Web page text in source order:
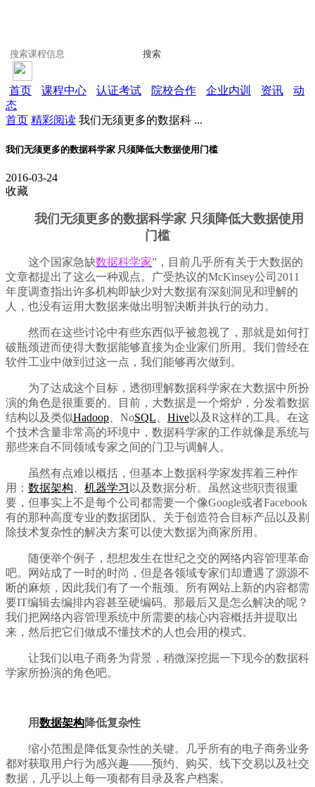
搜索
首页 课程中心 认证考试 院校合作 企业内训 资讯
动
态
首页 精彩阅读 我们无须更多的数据科 ...
我们无须更多的数据科学家 只须降低大数据使用门槛
2016-03-24
收藏
我们无须更多的数据科学家 只须降低大数据使用
门槛
这个国家急缺数据科学家”，目前几乎所有关于大数据的
文章都提出了这么一种观点。广受热议的McKinsey公司2011
年度调查指出许多机构即缺少对大数据有深刻洞见和理解的
人，也没有运用大数据来做出明智决断并执行的动力。
然而在这些讨论中有些东西似乎被忽视了，那就是如何打
破瓶颈进而使得大数据能够直接为企业家们所用。我们曾经在
软件工业中做到过这一点，我们能够再次做到。
为了达成这个目标，透彻理解数据科学家在大数据中所扮
演的角色是很重要的。目前，大数据是一个熔炉，分发着数据
结构以及类似Hadoop 、NoSQL Hive以及R这样的工具。在这
个技术含量非常高的环境中，数据科学家的工作就像是系统与
那些来自不同领域专家之间的门卫与调解人。
虽然有点难以概括，但基本上数据科学家发挥着三种作
用： 数据架构 机器学习 以及数据分析。虽然这些职责很重
要，但事实上不是每个公司都需要一个像Google或者Facebook
有的那种高度专业的数据团队。关于创造符合目标产品以及剔
除技术复杂性的解决方案可以使大数据为商家所用。
随便举个例子，想想发生在世纪之交的网络内容管理革命
吧。网站成了一时的时尚，但是各领域专家们却遭遇了源源不
断的麻烦，因此我们有了一个瓶颈。所有网站上新的内容都需
要IT编辑去编排内容甚至硬编码。那最后又是怎么解决的呢？
我们把网络内容管理系统中所需要的核心内容概括并提取出
来，然后把它们做成不懂技术的人也会用的模式。
让我们以电子商务为背景，稍微深挖掘一下现今的数据科
学家所扮演的角色吧。
用数据架构降低复杂性
缩小范围是降低复杂性的关键。几乎所有的电子商务业务
都对获取用户行为感兴趣——预约、购买、线下交易以及社交
数据，几乎以上每一项都有目录及客户档案。